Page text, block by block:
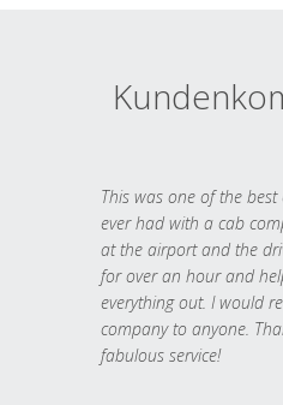
This was one of the best
ever had with a cab
at the airport and the
for over an hour and
everything out. I would
company to anyone.
fabulous service!